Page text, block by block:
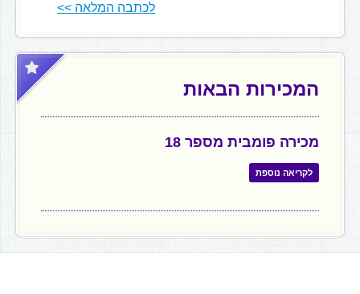
לכתבה המלאה >>
המכירות הבאות
מכירה פומבית מספר 18
לקריאה נוספת